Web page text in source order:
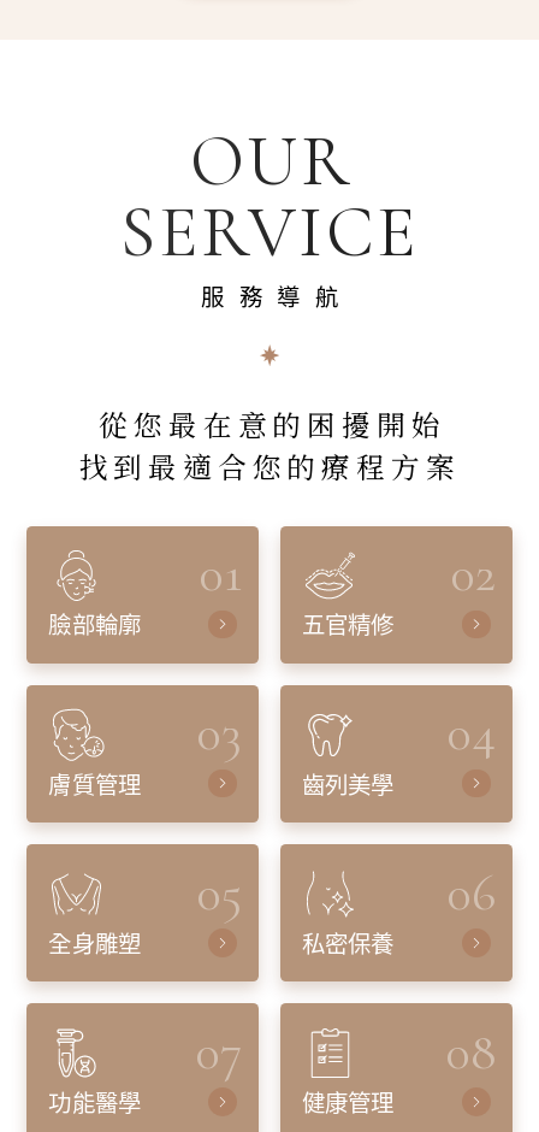
OUR
SERVICE
服務導航
從您最在意的困擾開始
找到最適合您的療程方案
01
臉部輪廓
02
五官精修
03
膚質管理
04
齒列美學
05
全身雕塑
06
私密保養
07
功能醫學
08
健康管理